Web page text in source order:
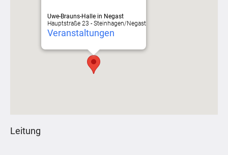
Uwe-Brauns-Halle in Negast
Hauptstraße 23 - Steinhagen/Negast
Veranstaltungen
Leitung